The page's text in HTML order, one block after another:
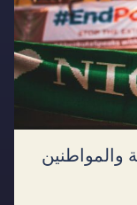
والمواطنين